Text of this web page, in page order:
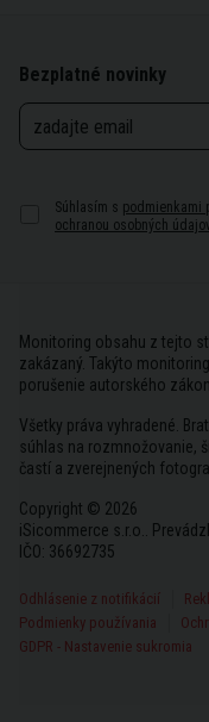
Bezplatné novinky
Súhlasím s podmienkami
ochranou osobných
Monitoring obsahu z tejto
zakázaný. Takýto
porušenie autorského
Všetky práva vyhradené.
súhlas na rozmnožovanie,
častí a zverejnených
Copyright © 2026
iSicommerce s.r.o..
IČO: 36692735
Odhlásenie z notifikácií
Podmienky používania
GDPR - Nastavenie sukromia